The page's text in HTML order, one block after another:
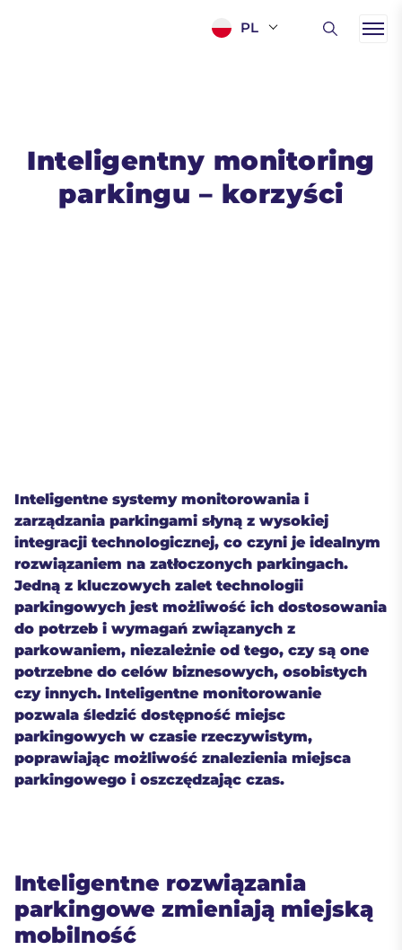
PL
Inteligentny monitoring
parkingu – korzyści
Inteligentne systemy monitorowania i
zarządzania parkingami słyną z wysokiej
integracji technologicznej, co czyni je idealnym
rozwiązaniem na zatłoczonych parkingach.
Jedną z kluczowych zalet technologii
parkingowych jest możliwość ich dostosowania
do potrzeb i wymagań związanych z
parkowaniem, niezależnie od tego, czy są one
potrzebne do celów biznesowych, osobistych
czy innych. Inteligentne monitorowanie
pozwala śledzić dostępność miejsc
parkingowych w czasie rzeczywistym,
poprawiając możliwość znalezienia miejsca
parkingowego i oszczędzając czas.
Inteligentne rozwiązania
parkingowe zmieniają miejską
mobilność